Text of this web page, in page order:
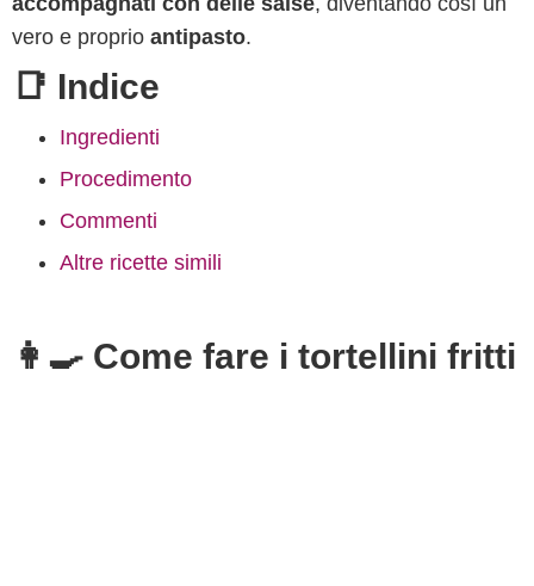
vero e proprio antipasto.
📑 Indice
Ingredienti
Procedimento
Commenti
Altre ricette simili
👩‍🍳 Come fare i tortellini fritti